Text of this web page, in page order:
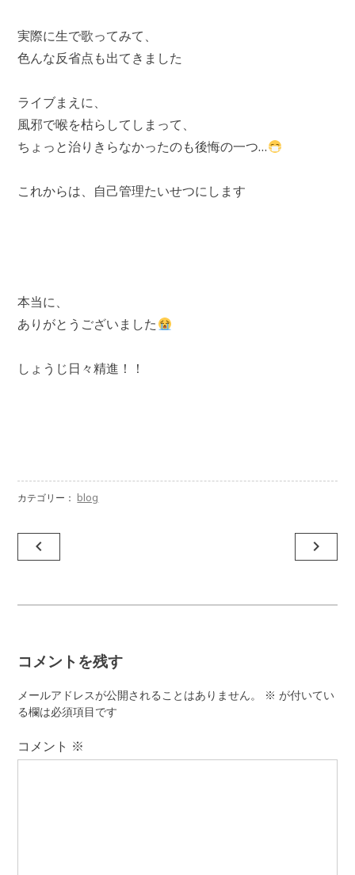
実際に生で歌ってみて、
色んな反省点も出てきました
ライブまえに、
風邪で喉を枯らしてしまって、
ちょっと治りきらなかったのも後悔の一つ…
これからは、自己管理たいせつにします
本当に、
ありがとうございました
しょうじ日々精進！！
カテゴリー： blog
投
稿
ー
シ
ョ
navigate_before navigate_next
コメントを残す
メールアドレスが公開されることはありません。 ※ が付いてい
る欄は必須項目です
コメント ※